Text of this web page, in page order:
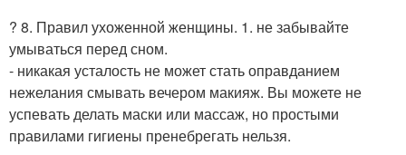
? 8. Правил ухоженной женщины. 1. не забывайте
умываться перед сном.
- никакая усталость не может стать оправданием
нежелания смывать вечером макияж. Вы можете не
успевать делать маски или массаж, но простыми
правилами гигиены пренебрегать нельзя.